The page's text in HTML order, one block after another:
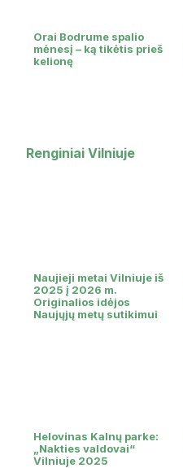
Orai Bodrume spalio
mėnesį – ką tikėtis prieš
kelionę
Renginiai Vilniuje
Naujieji metai Vilniuje iš
2025 į 2026 m.
Originalios idėjos
Naujųjų metų sutikimui
Helovinas Kalnų parke:
„Nakties valdovai“
Vilniuje 2025